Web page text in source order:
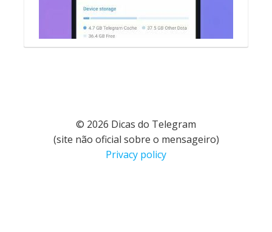
© 2026 Dicas do Telegram
(site não oficial sobre o mensageiro)
Privacy policy